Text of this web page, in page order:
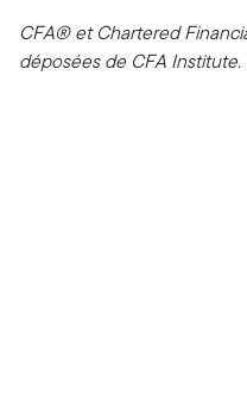
CFA® et Chartered
déposées de CFA Institute.